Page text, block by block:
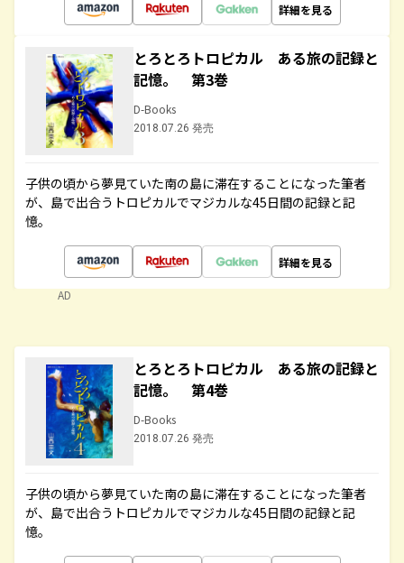
詳細を見る
とろとろトロピカル ある旅の記録と
記憶。 第3巻
D-Books
2018.07.26 発売
子供の頃から夢見ていた南の島に滞在することになった筆者
が、島で出合うトロピカルでマジカルな45日間の記録と記
憶。
詳細を見る
AD
とろとろトロピカル ある旅の記録と
記憶。 第4巻
D-Books
2018.07.26 発売
子供の頃から夢見ていた南の島に滞在することになった筆者
が、島で出合うトロピカルでマジカルな45日間の記録と記
憶。